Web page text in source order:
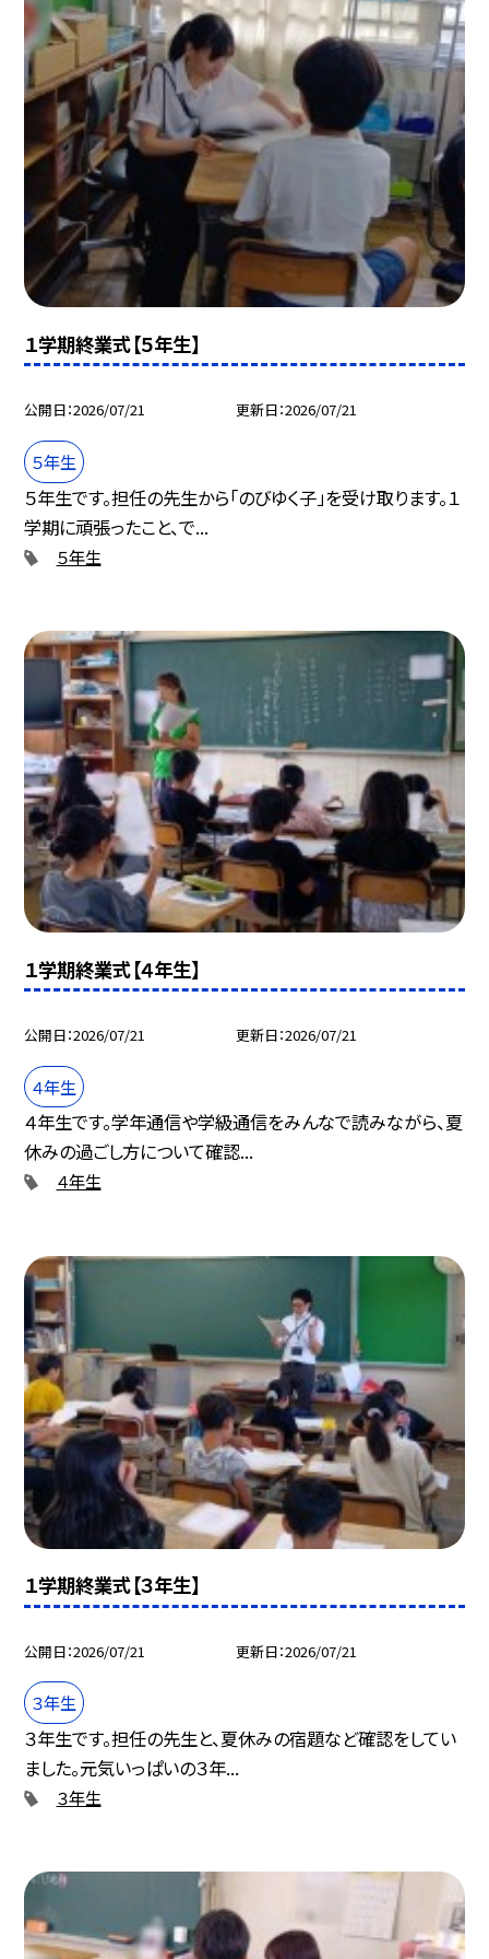
１学期終業式【５年生】
公開日 2026/07/21 更新日 2026/07/21
５年生
５年生です。担任の先生から「のびゆく子」を受け取ります。１
学期に頑張ったこと、で...
５年生
１学期終業式【４年生】
公開日 2026/07/21 更新日 2026/07/21
４年生
４年生です。学年通信や学級通信をみんなで読みながら、夏
休みの過ごし方について確認...
４年生
１学期終業式【３年生】
公開日 2026/07/21 更新日 2026/07/21
３年生
３年生です。担任の先生と、夏休みの宿題など確認をしてい
ました。元気いっぱいの３年...
３年生